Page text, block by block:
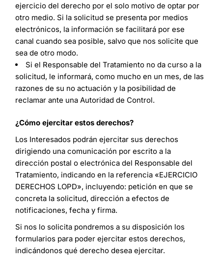
ejercicio del derecho por el solo motivo de optar por
otro medio. Si la solicitud se presenta por medios
electrónicos, la información se facilitará por ese
canal cuando sea posible, salvo que nos solicite que
sea de otro modo.
Si el Responsable del Tratamiento no da curso a la
solicitud, le informará, como mucho en un mes, de las
razones de su no actuación y la posibilidad de
reclamar ante una Autoridad de Control.
¿Cómo ejercitar estos derechos?
Los Interesados podrán ejercitar sus derechos
dirigiendo una comunicación por escrito a la
dirección postal o electrónica del Responsable del
Tratamiento, indicando en la referencia «EJERCICIO
DERECHOS LOPD», incluyendo: petición en que se
concreta la solicitud, dirección a efectos de
notificaciones, fecha y firma.
Si nos lo solicita pondremos a su disposición los
formularios para poder ejercitar estos derechos,
indicándonos qué derecho desea ejercitar.